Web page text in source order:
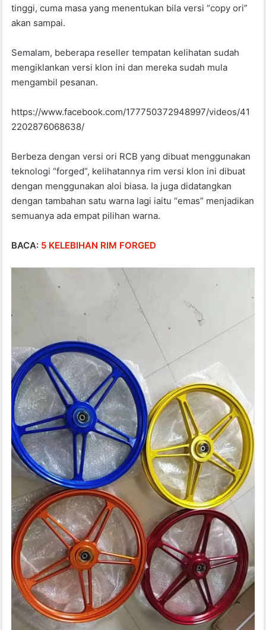
tinggi, cuma masa yang menentukan bila versi “copy ori”
akan sampai.
Semalam, beberapa reseller tempatan kelihatan sudah
mengiklankan versi klon ini dan mereka sudah mula
mengambil pesanan.
https://www.facebook.com/177750372948997/videos/41
2202876068638/
Berbeza dengan versi ori RCB yang dibuat menggunakan
teknologi “forged”, kelihatannya rim versi klon ini dibuat
dengan menggunakan aloi biasa. Ia juga didatangkan
dengan tambahan satu warna lagi iaitu “emas” menjadikan
semuanya ada empat pilihan warna.
BACA: 5 KELEBIHAN RIM FORGED